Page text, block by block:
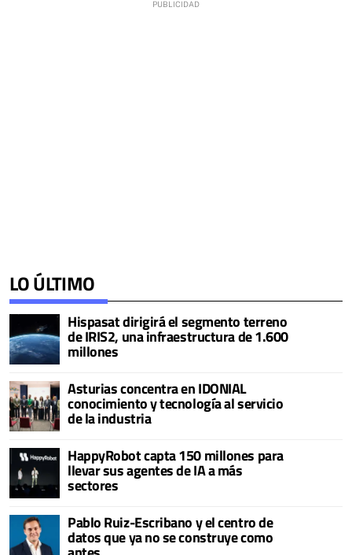
LO ÚLTIMO
Hispasat dirigirá el segmento terreno
de IRIS2, una infraestructura de 1.600
millones
Asturias concentra en IDONIAL
conocimiento y tecnología al servicio
de la industria
HappyRobot capta 150 millones para
llevar sus agentes de IA a más
sectores
Pablo Ruiz-Escribano y el centro de
datos que ya no se construye como